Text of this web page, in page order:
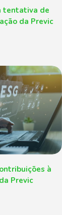
tentativa de
da Previc
à
Previc